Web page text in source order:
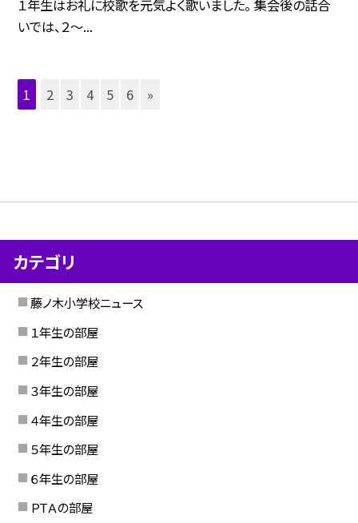
１年生はお礼に校歌を元気よく歌いました。 集会後の話合
いでは、２〜...
1 2 3 4 5 6 »
カテゴリ
藤ノ木小学校ニュース
１年生の部屋
２年生の部屋
３年生の部屋
４年生の部屋
５年生の部屋
６年生の部屋
ＰＴＡの部屋